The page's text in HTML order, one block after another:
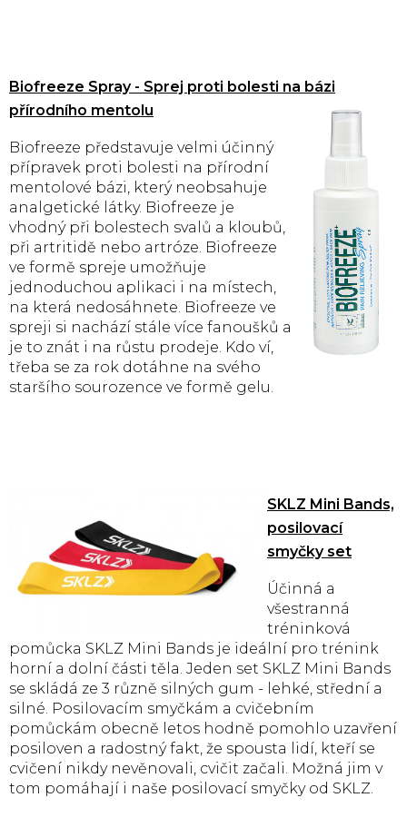
Biofreeze Spray - Sprej proti bolesti na bázi
přírodního mentolu
Biofreeze představuje velmi účinný
přípravek proti bolesti na přírodní
mentolové bázi, který neobsahuje
analgetické látky. Biofreeze je
vhodný při bolestech svalů a kloubů,
při artritidě nebo artróze. Biofreeze
ve formě spreje umožňuje
jednoduchou aplikaci i na místech,
na která nedosáhnete. Biofreeze ve
spreji si nachází stále více fanoušků a
je to znát i na růstu prodeje. Kdo ví,
třeba se za rok dotáhne na svého
staršího sourozence ve formě gelu.
SKLZ Mini Bands,
posilovací
smyčky set
Účinná a
všestranná
tréninková
pomůcka SKLZ Mini Bands je ideální pro trénink
horní a dolní části těla. Jeden set SKLZ Mini Bands
se skládá ze 3 různě silných gum - lehké, střední a
silné. Posilovacím smyčkám a cvičebním
pomůckám obecně letos hodně pomohlo uzavření
posiloven a radostný fakt, že spousta lidí, kteří se
cvičení nikdy nevěnovali, cvičit začali. Možná jim v
tom pomáhají i naše posilovací smyčky od SKLZ.